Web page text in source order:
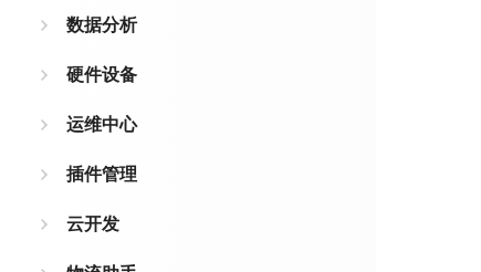
数据分析
硬件设备
运维中心
插件管理
云开发